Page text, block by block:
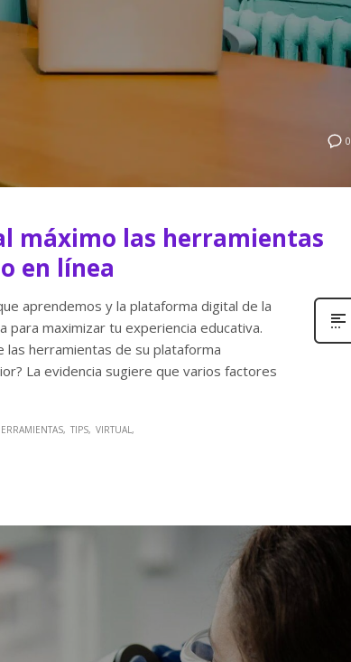
0
máximo las herramientas
en línea
aprendemos y la plataforma digital de la
para maximizar tu experiencia educativa.
las herramientas de su plataforma
La evidencia sugiere que varios factores
TIPS VIRTUAL